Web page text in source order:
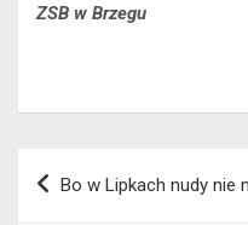
ZSB w Brzegu
Nawigacja
Bo w Lipkach nudy nie